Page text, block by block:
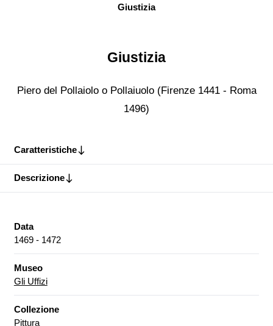
Giustizia
Giustizia
Piero del Pollaiolo o Pollaiuolo (Firenze 1441 - Roma
1496)
Caratteristiche
Descrizione
Data
1469 - 1472
Museo
Gli Uffizi
Collezione
Pittura